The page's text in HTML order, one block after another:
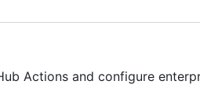
Actions and configure